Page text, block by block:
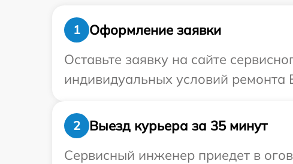
1
Оформление заявки
Оставьте заявку на сайте
индивидуальных условий ремонта
2
Выезд курьера за 35 минут
Сервисный инженер приедет в